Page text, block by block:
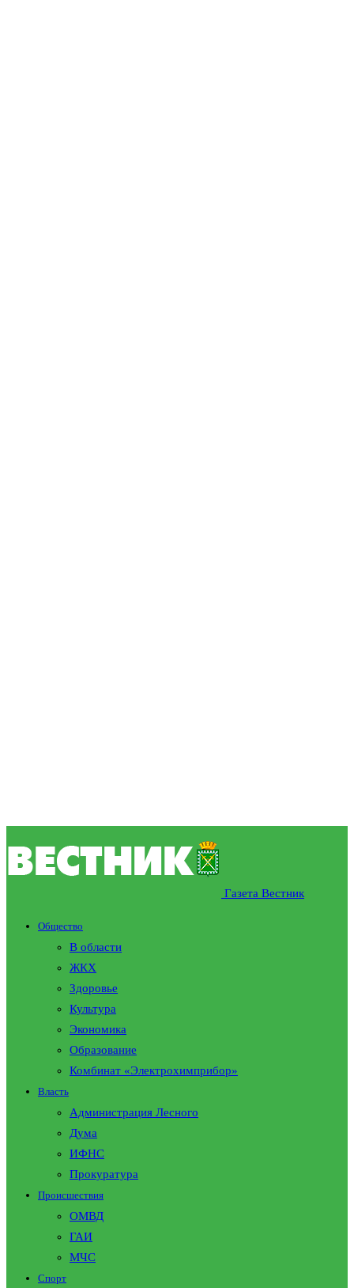
Газета Вестник
Общество
В области
ЖКХ
Здоровье
Культура
Экономика
Образование
Комбинат «Электрохимприбор»
Власть
Администрация Лесного
Дума
ИФНС
Прокуратура
Происшествия
ОМВД
ГАИ
МЧС
Спорт